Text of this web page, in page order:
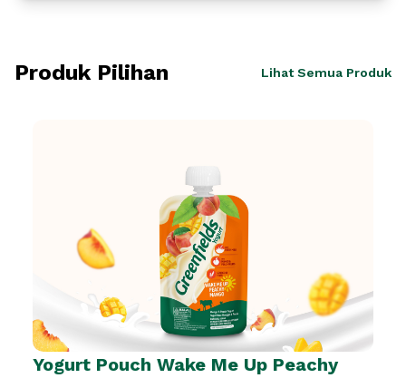
Produk Pilihan Lihat Semua Produk
Yogurt Pouch Wake Me Up Peachy